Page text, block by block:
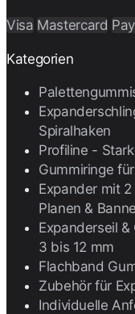
Visa Mastercard
Kategorien
Spiralhaken
Profiline -
Gummiringe
Expander mit
Planen &
Expanderseil
3 bis 12 mm
Flachband
Zubehör für
Individuelle